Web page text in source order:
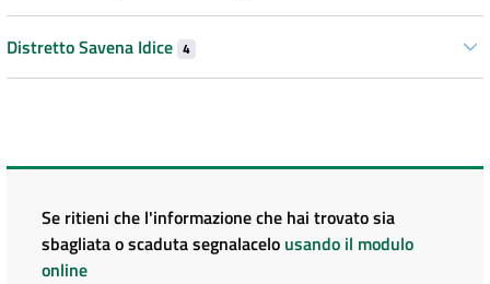
Distretto Savena Idice 4
Se ritieni che l'informazione che hai trovato sia
sbagliata o scaduta segnalacelo usando il modulo
online